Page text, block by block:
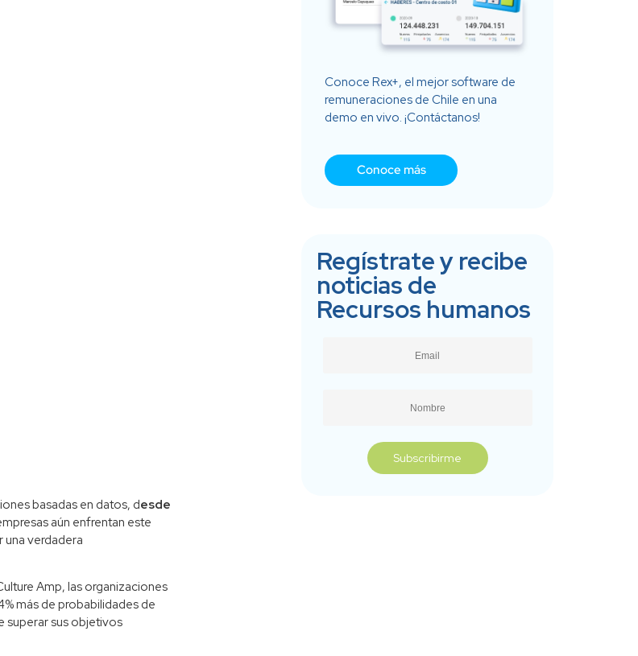
basadas en datos, desde
aún enfrentan este
verdadera
Amp, las organizaciones
más de probabilidades de
superar sus objetivos
Conoce Rex+, el mejor software de
remuneraciones de Chile en una
demo en vivo. ¡Contáctanos!
Conoce más
Regístrate y recibe
noticias de
Recursos humanos